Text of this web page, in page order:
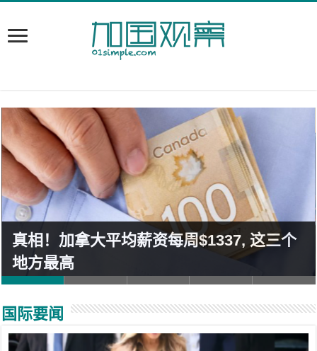
真相！加拿大平均薪资每周$1337, 这三个
地方最高
国际要闻